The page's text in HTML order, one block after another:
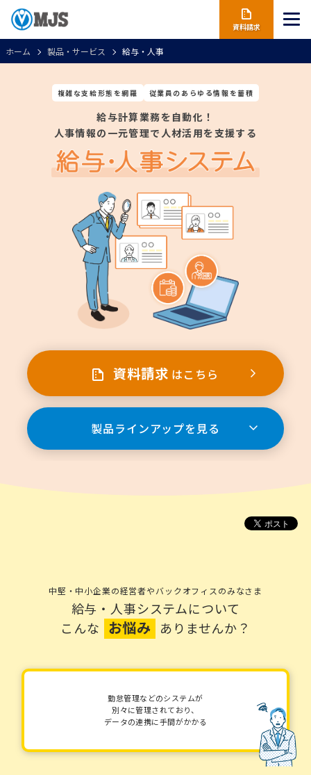
資料請求
ホーム 製品・サービス 給与・人事
複雑な支給形態を網羅 従業員のあらゆる情報を蓄積
給与計算業務を自動化！
人事情報の一元管理で人材活用を支援する
資料請求 はこちら
製品ラインアップを見る
中堅・中小企業の経営者やバックオフィスのみなさま
給与・人事システムについて
こんな お悩み ありませんか？
勤怠管理などのシステムが
別々に管理されており、
データの連携に手間がかかる